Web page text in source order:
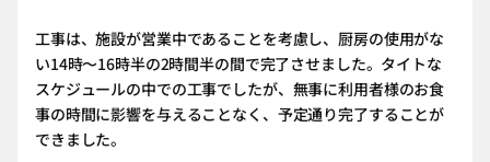
工事は、施設が営業中であることを考慮し、厨房の使用がな
い14時〜16時半の2時間半の間で完了させました。タイトな
スケジュールの中での工事でしたが、無事に利用者様のお食
事の時間に影響を与えることなく、予定通り完了することが
できました。